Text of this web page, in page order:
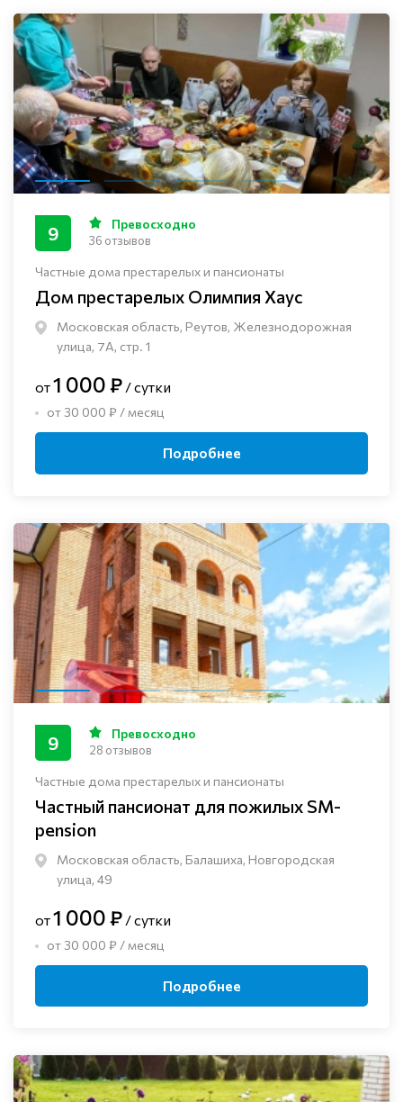
Частные дома престарелых и пансионаты
Дом престарелых Олимпия Хаус
Московская область, Реутов, Железнодорожная
улица, 7А, стр. 1
9 Превосходно
36 отзывов
от1 000 ₽ / сутки
от 30 000 ₽ / месяц
Подробнее
Частные дома престарелых и пансионаты
Частный пансионат для пожилых SM-
pension
Московская область, Балашиха, Новгородская
улица, 49
9 Превосходно
28 отзывов
от1 000 ₽ / сутки
от 30 000 ₽ / месяц
Подробнее